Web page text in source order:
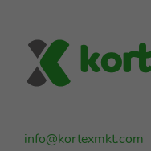
info@kortexmkt.com